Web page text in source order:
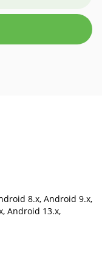
8.x, Android 9.x,
Android 13.x,